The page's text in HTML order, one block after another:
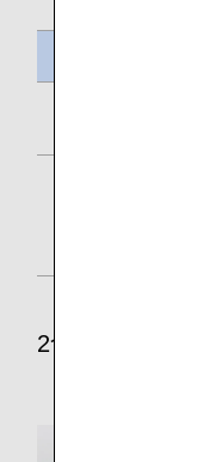
2食目メニュー